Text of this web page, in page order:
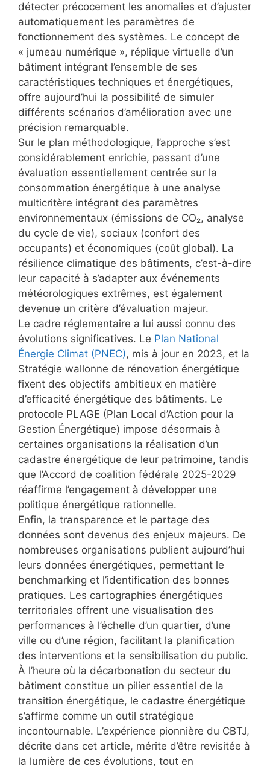
détecter précocement les anomalies et d’ajuster
automatiquement les paramètres de
fonctionnement des systèmes. Le concept de
« jumeau numérique », réplique virtuelle d’un
bâtiment intégrant l’ensemble de ses
caractéristiques techniques et énergétiques,
offre aujourd’hui la possibilité de simuler
différents scénarios d’amélioration avec une
précision remarquable.
Sur le plan méthodologique, l’approche s’est
considérablement enrichie, passant d’une
évaluation essentiellement centrée sur la
consommation énergétique à une analyse
multicritère intégrant des paramètres
environnementaux (émissions de CO₂, analyse
du cycle de vie), sociaux (confort des
occupants) et économiques (coût global). La
résilience climatique des bâtiments, c’est-à-dire
leur capacité à s’adapter aux événements
météorologiques extrêmes, est également
devenue un critère d’évaluation majeur.
Le cadre réglementaire a lui aussi connu des
évolutions significatives. Le Plan National
Énergie Climat (PNEC), mis à jour en 2023, et la
Stratégie wallonne de rénovation énergétique
fixent des objectifs ambitieux en matière
d’efficacité énergétique des bâtiments. Le
protocole PLAGE (Plan Local d’Action pour la
Gestion Énergétique) impose désormais à
certaines organisations la réalisation d’un
cadastre énergétique de leur patrimoine, tandis
que l’Accord de coalition fédérale 2025-2029
réaffirme l’engagement à développer une
politique énergétique rationnelle.
Enfin, la transparence et le partage des
données sont devenus des enjeux majeurs. De
nombreuses organisations publient aujourd’hui
leurs données énergétiques, permettant le
benchmarking et l’identification des bonnes
pratiques. Les cartographies énergétiques
territoriales offrent une visualisation des
performances à l’échelle d’un quartier, d’une
ville ou d’une région, facilitant la planification
des interventions et la sensibilisation du public.
À l’heure où la décarbonation du secteur du
bâtiment constitue un pilier essentiel de la
transition énergétique, le cadastre énergétique
s’affirme comme un outil stratégique
incontournable. L’expérience pionnière du CBTJ,
décrite dans cet article, mérite d’être revisitée à
la lumière de ces évolutions, tout en